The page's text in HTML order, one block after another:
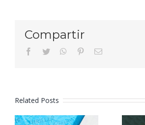
Compartir
facebooktwitter whatsapppinterestEmail
Related Posts